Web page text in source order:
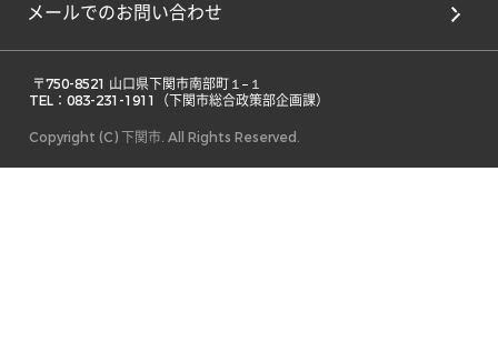
メールでのお問い合わせ
TEL：083-231-1911（下関市総合政策部企画課）
Copyright (C) 下関市. All Rights Reserved.